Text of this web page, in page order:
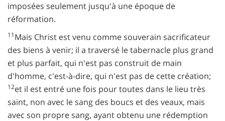
imposées seulement jusqu'à une époque de
réformation.
11Mais Christ est venu comme souverain sacrificateur
des biens à venir; il a traversé le tabernacle plus grand
et plus parfait, qui n'est pas construit de main
d'homme, c'est-à-dire, qui n'est pas de cette création;
12et il est entré une fois pour toutes dans le lieu très
saint, non avec le sang des boucs et des veaux, mais
avec son propre sang, ayant obtenu une rédemption